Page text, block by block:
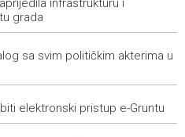
direct EU funding for UNESCO
an open dialogue with all
u MotoGP kalendaru do
infrastrukturu i
grada
sa svim političkim akterima u
elektronski pristup e-Gruntu